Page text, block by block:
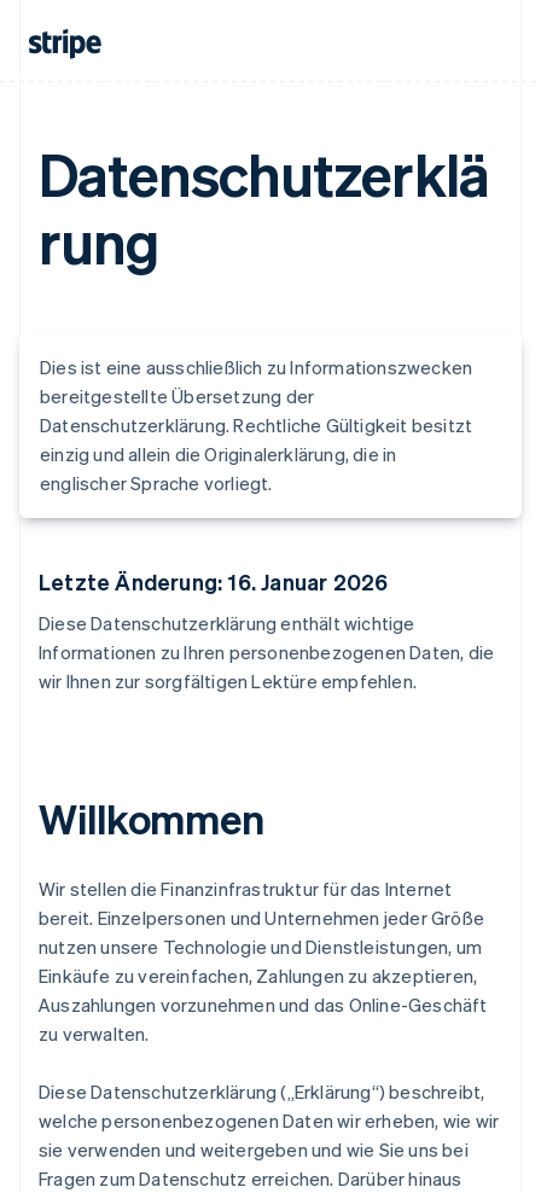
Datenschutzerklä
rung
Dies ist eine ausschließlich zu Informationszwecken
bereitgestellte Übersetzung der
Datenschutzerklärung. Rechtliche Gültigkeit besitzt
einzig und allein die Originalerklärung, die in
englischer Sprache vorliegt.
Letzte Änderung: 16. Januar 2026
Diese Datenschutzerklärung enthält wichtige
Informationen zu Ihren personenbezogenen Daten, die
wir Ihnen zur sorgfältigen Lektüre empfehlen.
Willkommen
Wir stellen die Finanzinfrastruktur für das Internet
bereit. Einzelpersonen und Unternehmen jeder Größe
nutzen unsere Technologie und Dienstleistungen, um
Einkäufe zu vereinfachen, Zahlungen zu akzeptieren,
Auszahlungen vorzunehmen und das Online-Geschäft
zu verwalten.
Diese Datenschutzerklärung („Erklärung“) beschreibt,
welche personenbezogenen Daten wir erheben, wie wir
sie verwenden und weitergeben und wie Sie uns bei
Fragen zum Datenschutz erreichen. Darüber hinaus